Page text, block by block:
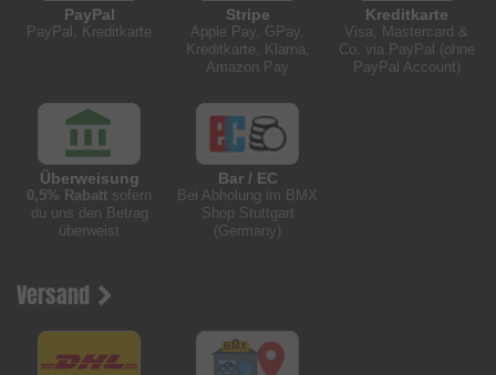
PayPal
PayPal, Kreditkarte
Stripe
Apple Pay, GPay,
Kreditkarte, Klarna,
Amazon Pay
Kreditkarte
Visa, Mastercard &
Co. via PayPal (ohne
PayPal Account)
Überweisung
0,5% Rabatt sofern
du uns den Betrag
überweist
Bar / EC
Bei Abholung im BMX
Shop Stuttgart
(Germany)
Versand